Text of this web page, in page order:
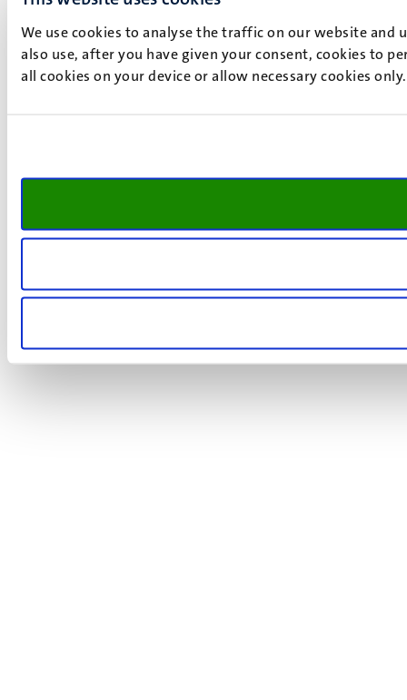
We use cookies to analyse the traffic on our website and
also use, after you have given your consent, cookies to
all cookies on your device or allow necessary cookies